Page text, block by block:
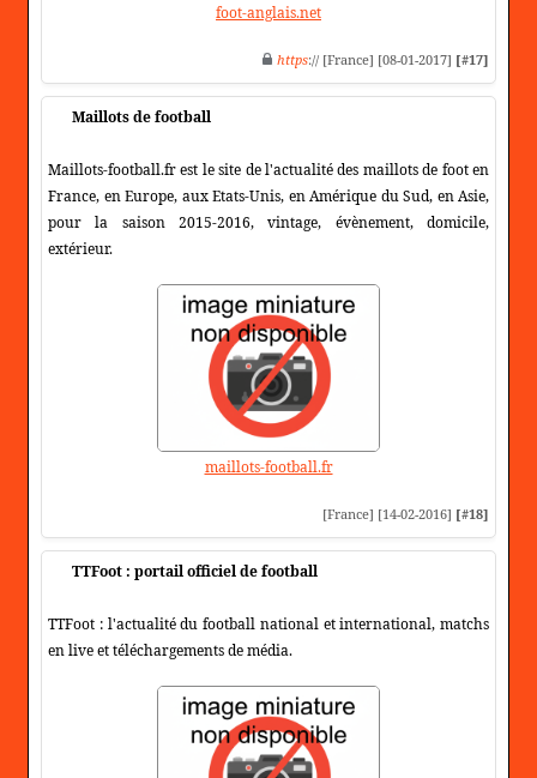
foot-anglais.net
https:// [France] [08-01-2017] [#17]
Maillots de football
Maillots-football.fr est le site de l'actualité des maillots de foot en
France, en Europe, aux Etats-Unis, en Amérique du Sud, en Asie,
pour la saison 2015-2016, vintage, évènement, domicile,
extérieur.
maillots-football.fr
[France] [14-02-2016] [#18]
TTFoot : portail officiel de football
TTFoot : l'actualité du football national et international, matchs
en live et téléchargements de média.